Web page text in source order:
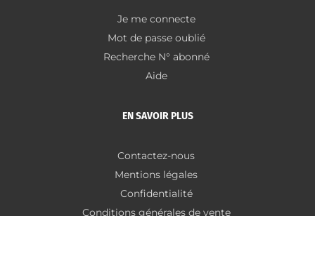
Je me connecte
Mot de passe oublié
Recherche N° abonné
Aide
EN SAVOIR PLUS
Contactez-nous
Mentions légales
Confidentialité
Conditions générales de vente